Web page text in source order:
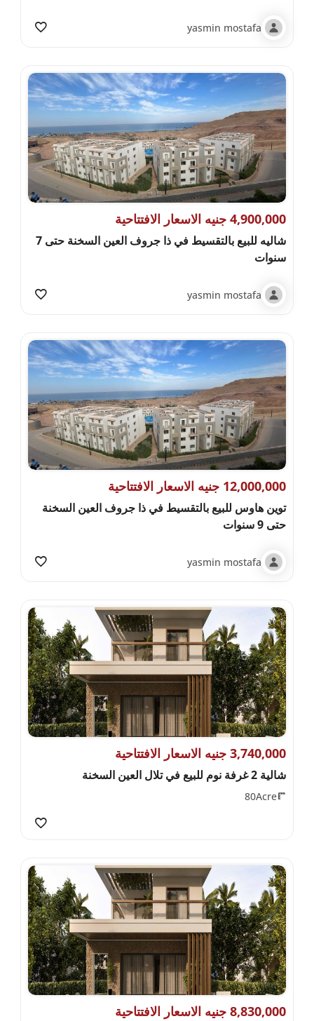
yasmin mostafa
4,900,000 جنيه الاسعار الافتتاحية
شاليه للبيع بالتقسيط في ذا جروف العين السخنة حتى 7
سنوات
yasmin mostafa
12,000,000 جنيه الاسعار الافتتاحية
توين هاوس للبيع بالتقسيط في ذا جروف العين السخنة
حتى 9 سنوات
yasmin mostafa
3,740,000 جنيه الاسعار الافتتاحية
شالية 2 غرفة نوم للبيع في تلال العين السخنة
80Acre
8,830,000 جنيه الاسعار الافتتاحية